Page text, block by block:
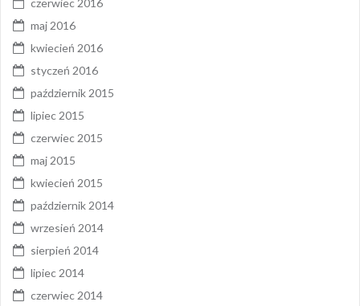
maj 2016
kwiecień 2016
styczeń 2016
październik 2015
lipiec 2015
czerwiec 2015
maj 2015
kwiecień 2015
październik 2014
wrzesień 2014
sierpień 2014
lipiec 2014
czerwiec 2014